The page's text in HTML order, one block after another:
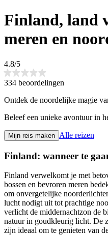
Finland, land
meren en
4.8/5
334 beoordelingen
Ontdek de noordelijke magie
Beleef een unieke avontuur in
Mijn reis maken Alle reizen
Finland: wanneer te
Finland verwelkomt je met
bossen en bevroren meren
om onvergetelijke
lucht nodigt uit tot prachtige
verlicht de middernachtzon de
natuur in goudkleurig licht. De
zijn ideaal om te genieten van